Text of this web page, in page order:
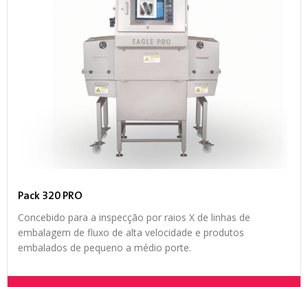
Pack 320 PRO
Concebido para a inspecção por raios X de linhas de
embalagem de fluxo de alta velocidade e produtos
embalados de pequeno a médio porte.